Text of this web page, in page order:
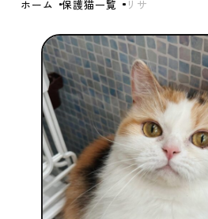
ホーム 保護猫一覧 リサ